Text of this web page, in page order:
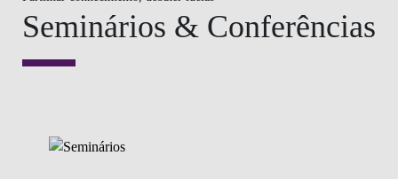
EVENTOS
Seminários & Conferências